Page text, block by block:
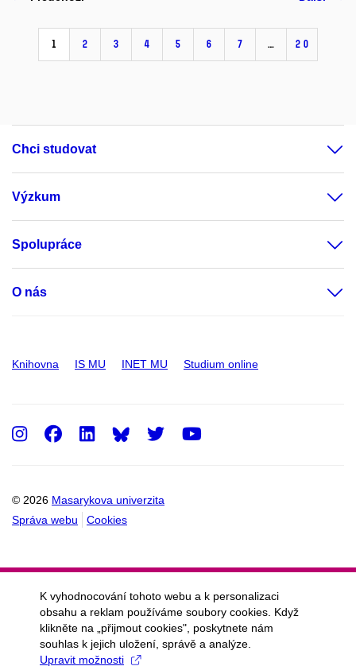
1 2 3 4 5 6 7 … 20
Chci studovat
Výzkum
Spolupráce
O nás
Knihovna IS MU INET MU Studium online
© 2026 Masarykova univerzita
Správa webu
Cookies
Instagram
Facebook
LinkedInTwitter
K vyhodnocování tohoto webu a k personalizaci
obsahu a reklam používáme soubory cookies. Když
klikněte na „přijmout cookies", poskytnete nám
souhlas k jejich uložení, správě a analýze.
Upravit možnosti